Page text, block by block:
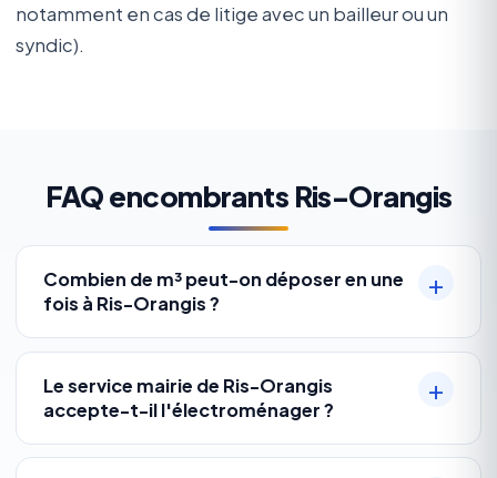
notamment en cas de litige avec un bailleur ou un
syndic).
FAQ encombrants Ris-Orangis
Combien de m³ peut-on déposer en une
fois à Ris-Orangis ?
Le service mairie de Ris-Orangis
accepte-t-il l'électroménager ?